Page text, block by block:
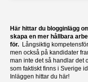
Här hittar du blogginlägg
skapa en mer hållbara
för. Långsiktig
men också på kandidater
man inte det så handlar det
som faktiskt finns i Sverige
Inläggen hittar du här!